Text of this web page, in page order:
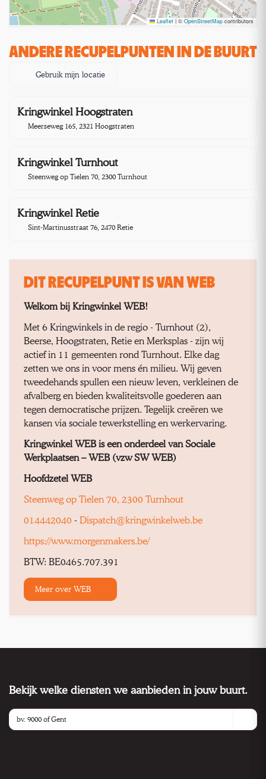
Leaflet | © OpenStreetMap contributors
ANDERE RECUPELPUNTEN IN DE BUURT
Gebruik mijn locatie
Kringwinkel Hoogstraten
Meerseweg 165, 2321 Hoogstraten
Kringwinkel Turnhout
Steenweg op Tielen 70, 2300 Turnhout
Kringwinkel Retie
Sint-Martinusstraat 76, 2470 Retie
DIT RECUPELPUNT IS VAN WEB
Welkom bij Kringwinkel WEB!
Met 6 Kringwinkels in de regio - Turnhout (2),
Beerse, Hoogstraten, Retie en Merksplas - zijn wij
actief in 11 gemeenten rond Turnhout. Elke dag
zetten we ons in voor mens én milieu. Wij geven
tweedehands spullen een nieuw leven, verkleinen de
afvalberg en bieden kwaliteitsvolle goederen aan
tegen democratische prijzen. Tegelijk creëren we
kansen via sociale tewerkstelling en werkervaring.
Kringwinkel WEB is een onderdeel van Sociale
Werkplaatsen – WEB (vzw SW WEB)
Hoofdzetel WEB
Steenweg op Tielen 70, 2300 Turnhout
014442040 - Dispatch@kringwinkelweb.be
https://www.morgenmakers.be/
BTW: BE0465.707.391
Meer over WEB
Bekijk welke diensten we aanbieden in jouw buurt.